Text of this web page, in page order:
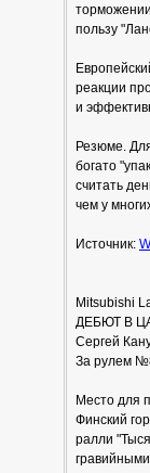
пользу
реакции
и
Резюме.
богато
считать
чем у
Источник:
Mitsubishi
ДЕБЮТ В
Сергей
За рулем
Место для
Финский
ралли